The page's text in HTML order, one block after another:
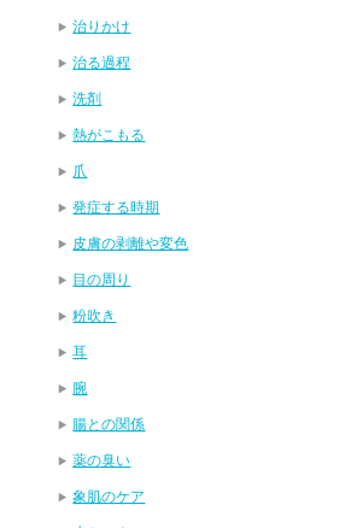
治りかけ
治る過程
洗剤
熱がこもる
爪
発症する時期
皮膚の剥離や変色
目の周り
粉吹き
耳
腕
腸との関係
薬の臭い
象肌のケア